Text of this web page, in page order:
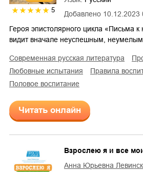
5 Добавлено 10.12.2023
Героя эпистолярного цикла «Письма к
видит вначале неуспешным, неумелым
современная русская литература
любовные испытания
правила
половое воспитание
Читать онлайн
Взрослею я и все
Анна Юрьевна